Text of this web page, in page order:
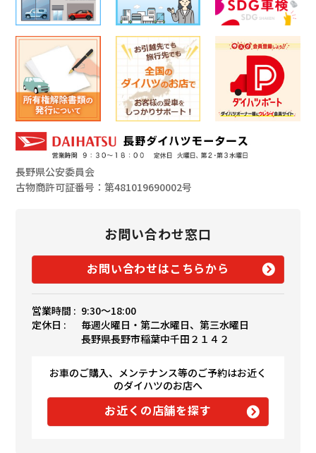
長野県公安委員会
古物商許可証番号：第481019690002号
お問い合わせ窓口
お問い合わせはこちらから
営業時間 : 9:30〜18:00
定休日 :
毎週火曜日・第二水曜日、第三水曜日
長野県長野市稲葉中千田２１４２
お車のご購入、メンテナンス等のご予約はお近く
のダイハツのお店へ
お近くの店舗を探す